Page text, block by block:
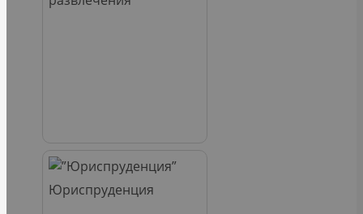
Юриспруденция